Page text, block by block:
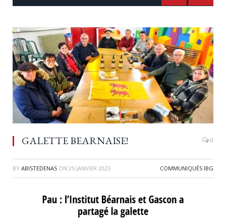
GALETTE BEARNAISE! 0
BY ABISTEDENAS ON 25 JANVIER 2023 COMMUNIQUÉS IBG